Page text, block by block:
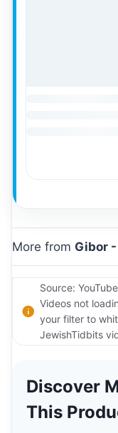
More from
Source:
Videos not
your filter to
JewishTidbits
Discover
This